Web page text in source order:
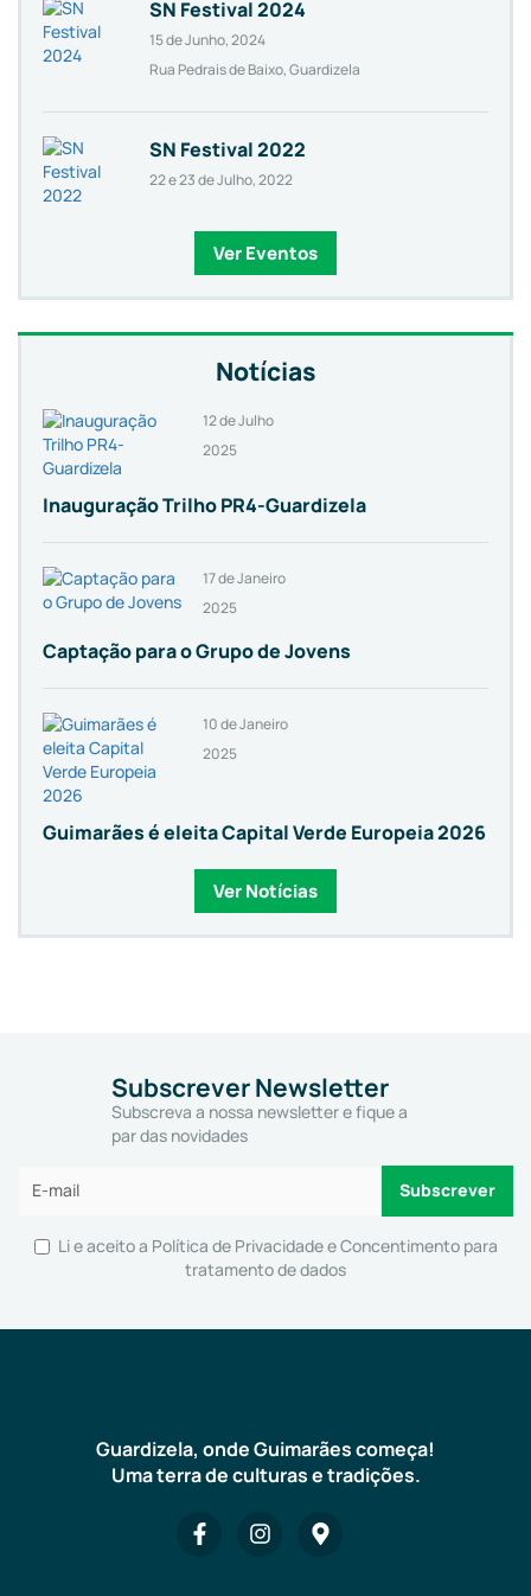
SN Festival 2024
15 de Junho, 2024
Rua Pedrais de Baixo, Guardizela
SN Festival 2022
22 e 23 de Julho, 2022
Ver Eventos
Notícias
12 de Julho
2025
Inauguração Trilho PR4-Guardizela
17 de Janeiro
2025
Captação para o Grupo de Jovens
10 de Janeiro
2025
Guimarães é eleita Capital Verde Europeia 2026
Ver Notícias
Subscrever Newsletter
Subscreva a nossa newsletter e fique a
par das novidades
Li e aceito a Política de Privacidade e Concentimento para
tratamento de dados
Guardizela, onde Guimarães começa!
Uma terra de culturas e tradições.